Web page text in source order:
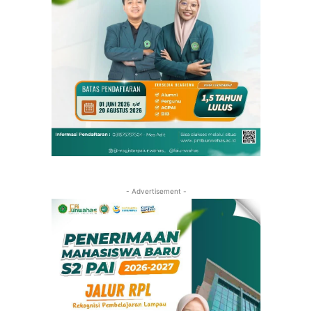
- Advertisement -